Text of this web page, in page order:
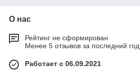
О нас
Рейтинг не сформирован
Менее 5 отзывов за последний год
Работает с 06.09.2021